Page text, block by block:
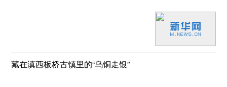
藏在滇西板桥古镇里的“乌铜走银”